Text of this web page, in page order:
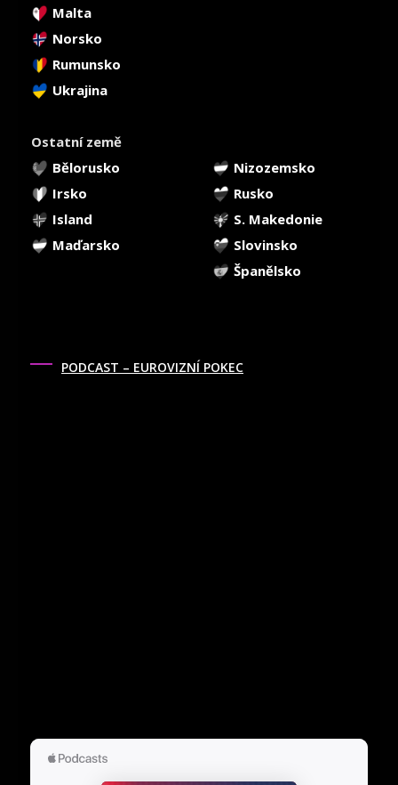
Malta
Norsko
Rumunsko
Ukrajina
Ostatní země
Bělorusko
Nizozemsko
Irsko
Rusko
Island
S. Makedonie
Maďarsko
Slovinsko
Španělsko
PODCAST – EUROVIZNÍ POKEC